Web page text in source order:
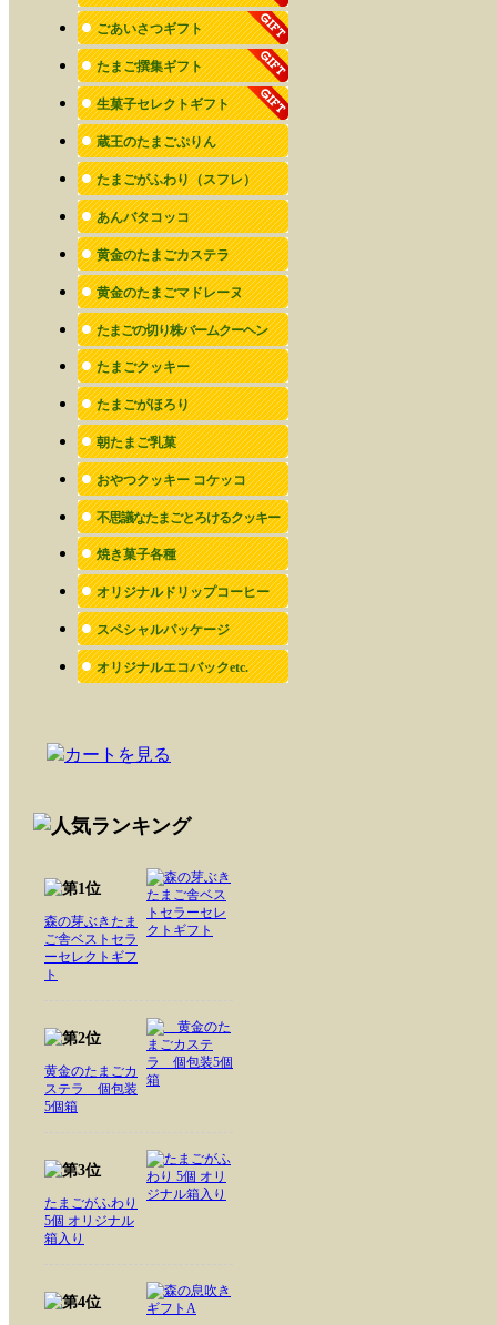
ごあいさつギフト
たまご撰集ギフト
生菓子セレクトギフト
蔵王のたまごぷりん
たまごがふわり（スフレ）
あんバタコッコ
黄金のたまごカステラ
黄金のたまごマドレーヌ
たまごの切り株バームクーヘン
たまごクッキー
たまごがほろり
朝たまご乳菓
おやつクッキー コケッコ
不思議なたまごとろけるクッキー
焼き菓子各種
オリジナルドリップコーヒー
スペシャルパッケージ
オリジナルエコバックetc.
森の芽ぶきたま
ご舎ベストセラ
ーセレクトギフ
ト
黄金のたまごカ
ステラ 個包装
5個箱
たまごがふわり
5個 オリジナル
箱入り